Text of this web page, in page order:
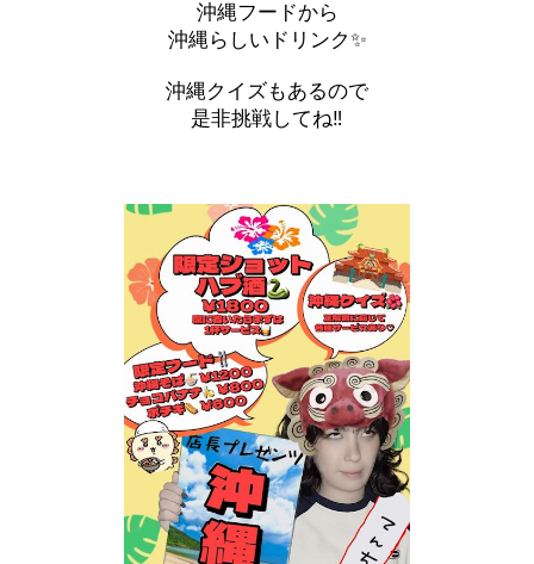
沖縄フードから
沖縄らしいドリンク✨
沖縄クイズもあるので
是非挑戦してね‼️